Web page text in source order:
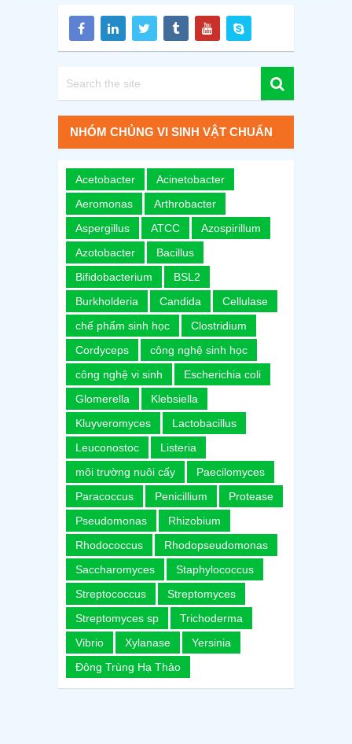
NHÓM CHỦNG VI SINH VẬT CHUẨN
Acetobacter
Acinetobacter
Aeromonas
Arthrobacter
Aspergillus
ATCC
Azospirillum
Azotobacter
Bacillus
Bifidobacterium
BSL2
Burkholderia
Candida
Cellulase
chế phẩm sinh học
Clostridium
Cordyceps
công nghệ sinh học
công nghệ vi sinh
Escherichia coli
Glomerella
Klebsiella
Kluyveromyces
Lactobacillus
Leuconostoc
Listeria
môi trường nuôi cấy
Paecilomyces
Paracoccus
Penicillium
Protease
Pseudomonas
Rhizobium
Rhodococcus
Rhodopseudomonas
Saccharomyces
Staphylococcus
Streptococcus
Streptomyces
Streptomyces sp
Trichoderma
Vibrio
Xylanase
Yersinia
Đông Trùng Hạ Thảo